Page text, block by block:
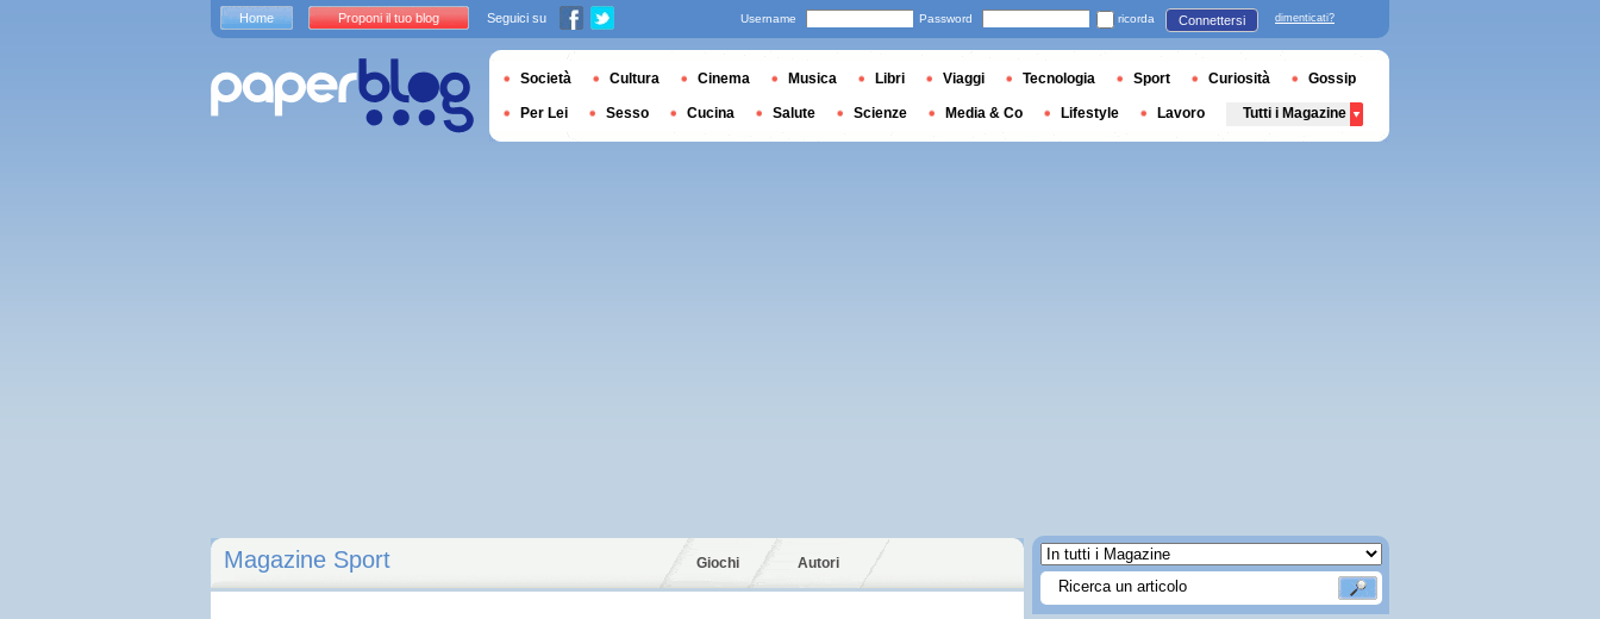
Magazine Sport Giochi Autori
Home Proponi il tuo blog Seguici su Username Password ricorda Connettersi dimenticati?
Società Cultura Cinema Musica Libri Viaggi Tecnologia Sport Curiosità Gossip
Per Lei Sesso Cucina Salute Scienze Media & Co Lifestyle Lavoro Tutti i Magazine